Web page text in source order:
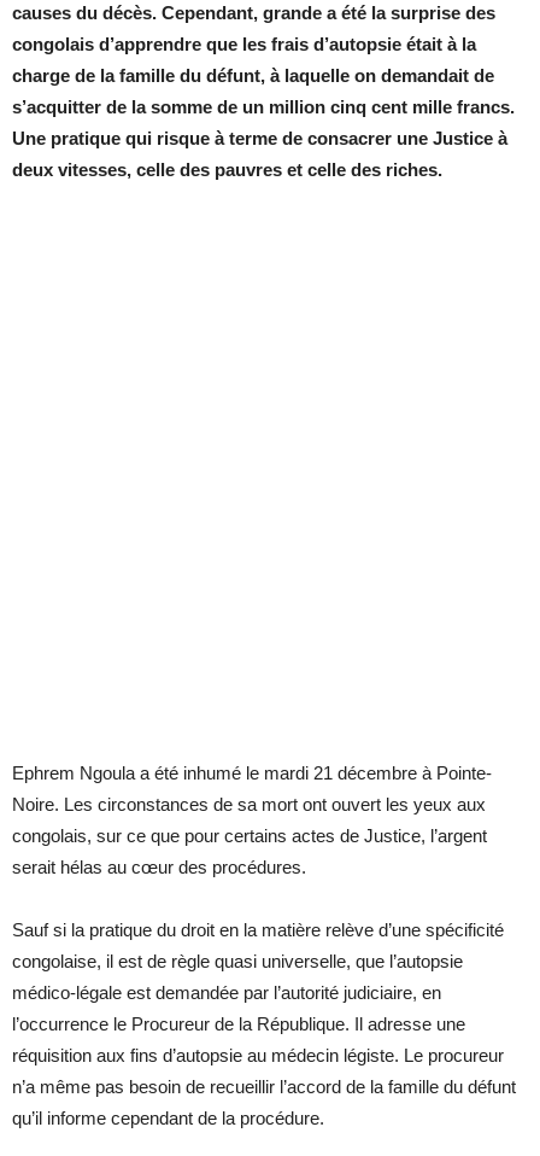
causes du décès. Cependant, grande a été la surprise des
congolais d’apprendre que les frais d’autopsie était à la
charge de la famille du défunt, à laquelle on demandait de
s’acquitter de la somme de un million cinq cent mille francs.
Une pratique qui risque à terme de consacrer une Justice à
deux vitesses, celle des pauvres et celle des riches.
Ephrem Ngoula a été inhumé le mardi 21 décembre à Pointe-
Noire. Les circonstances de sa mort ont ouvert les yeux aux
congolais, sur ce que pour certains actes de Justice, l’argent
serait hélas au cœur des procédures.
Sauf si la pratique du droit en la matière relève d’une spécificité
congolaise, il est de règle quasi universelle, que l’autopsie
médico-légale est demandée par l’autorité judiciaire, en
l’occurrence le Procureur de la République. Il adresse une
réquisition aux fins d’autopsie au médecin légiste. Le procureur
n’a même pas besoin de recueillir l’accord de la famille du défunt
qu’il informe cependant de la procédure.